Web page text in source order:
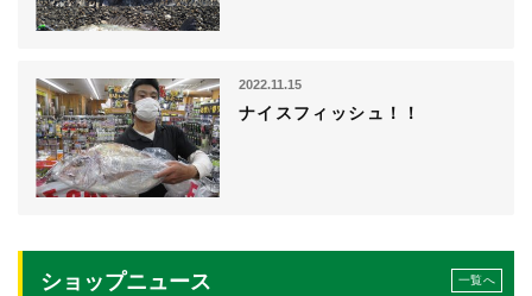
2022.11.15
ナイスフィッシュ！！
ショップニュース 一覧へ